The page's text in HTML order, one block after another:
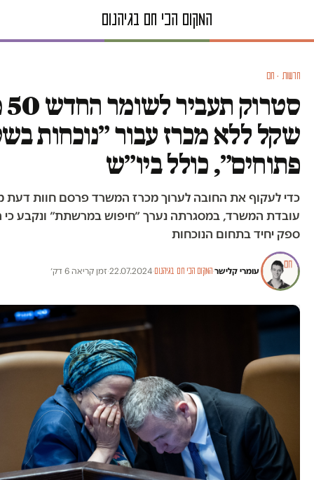
חדשות · חם
שקל ללא מכרז עבור ״נוכחות
פתוחים״, כולל ביו״ש
כדי לעקוף את החובה לערוך מכרז המשרד פרסם חוות דעת
עובדת המשרד, במסגרתה נערך ״חיפוש במרשתת״ ונקבע כי
ספק יחיד בתחום הנוכחות
עומרי קלישר·המקום הכי חם בגיהנום·
22.07.2024
·זמן קריאה 6 דק׳